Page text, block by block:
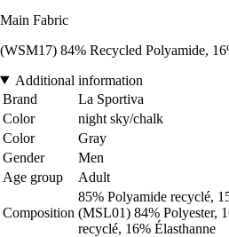
Main Fabric
(WSM17) 84% Recycled Polyamide,
Additional information
Brand
La Sportiva
Color
night sky/chalk
Color
Gray
Gender
Men
Age group
Adult
Composition
85% Polyamide recyclé,
(MSL01) 84% Polyester,
recyclé, 16% Élasthanne